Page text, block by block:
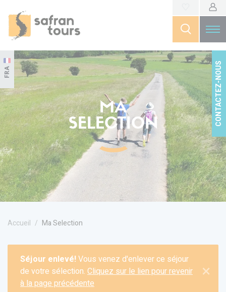
FRA CONTACTEZ-NOUS
MA
SELECTION
Accueil Ma Selection
×
Séjour enlevé!Vous venez d'enlever ce séjour
de votre sélection. Cliquez sur le lien pour revenir
à la page précédente